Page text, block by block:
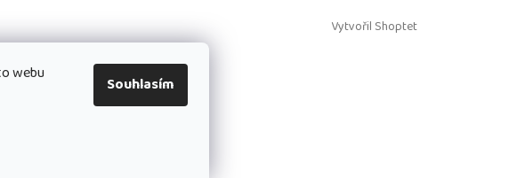
webu
Souhlasím
Vytvořil Shoptet